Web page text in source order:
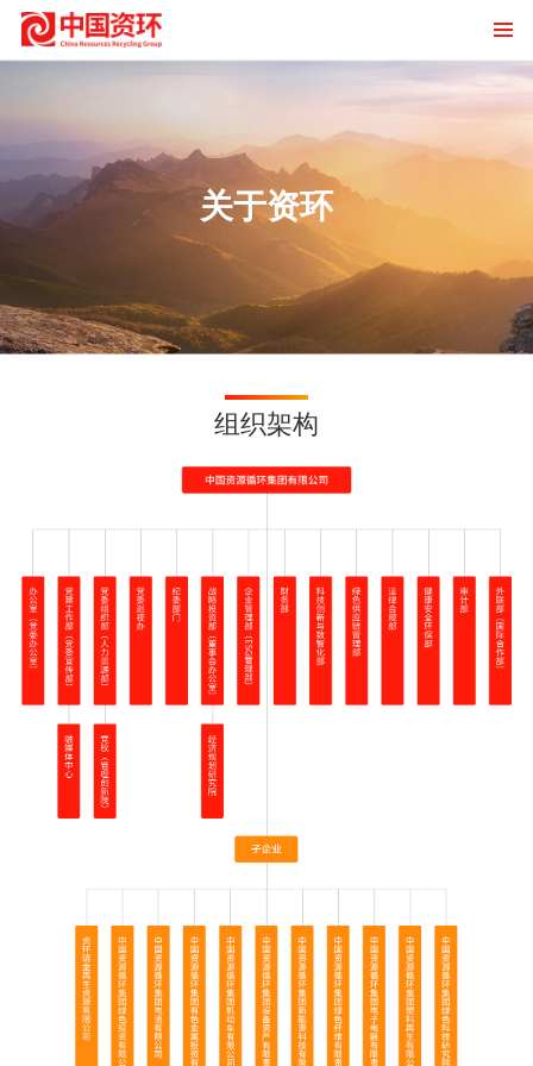
关于资环
组织架构